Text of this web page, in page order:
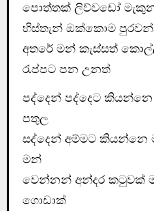
පොත්තක් ලිව්වඩෝ
හිස්තැන් ඔක්කොම
අතරේ මන් කැස්සත්
රැප්පට පන උනත්
පද්දෙන් පද්දෙට
පතුල
සද්දෙන් අම්මට කියන්නෙ
මන්
වෙන්නන් අන්දර කටුවක්
ගොඩාක්